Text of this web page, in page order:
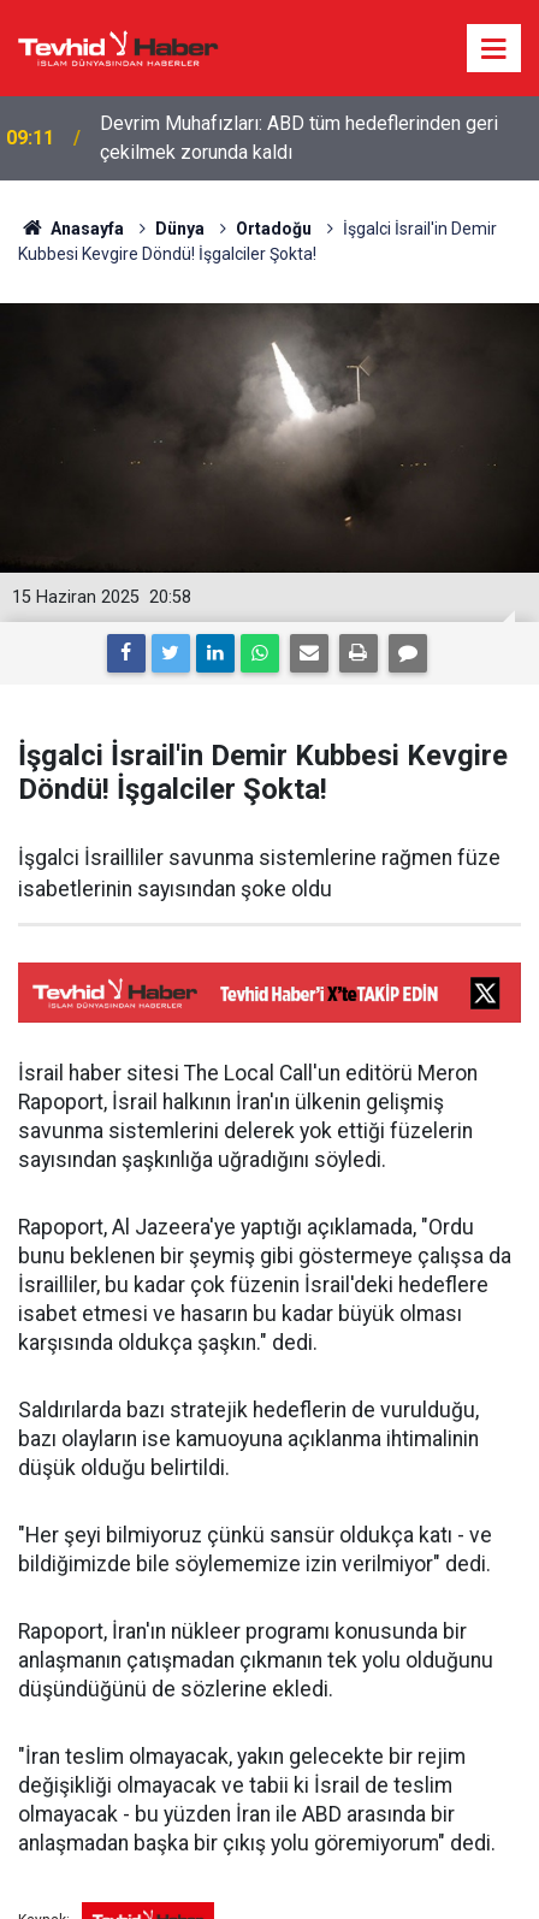
08:56
Ensarullah'tan Suudi Arabistan'a: Yemen'i terk etmek
zorunda kalacaksınız
Anasayfa Dünya Ortadoğu
İşgalci İsrail'in Demir
Kubbesi Kevgire Döndü! İşgalciler Şokta!
20:58
15 Haziran 2025
İşgalci İsrail'in Demir Kubbesi Kevgire
Döndü! İşgalciler Şokta!
İşgalci İsrailliler savunma sistemlerine rağmen füze
isabetlerinin sayısından şoke oldu
İsrail haber sitesi The Local Call'un editörü Meron
Rapoport, İsrail halkının İran'ın ülkenin gelişmiş
savunma sistemlerini delerek yok ettiği füzelerin
sayısından şaşkınlığa uğradığını söyledi.
Rapoport, Al Jazeera'ye yaptığı açıklamada, "Ordu
bunu beklenen bir şeymiş gibi göstermeye çalışsa da
İsrailliler, bu kadar çok füzenin İsrail'deki hedeflere
isabet etmesi ve hasarın bu kadar büyük olması
karşısında oldukça şaşkın." dedi.
Saldırılarda bazı stratejik hedeflerin de vurulduğu,
bazı olayların ise kamuoyuna açıklanma ihtimalinin
düşük olduğu belirtildi.
"Her şeyi bilmiyoruz çünkü sansür oldukça katı - ve
bildiğimizde bile söylememize izin verilmiyor" dedi.
Rapoport, İran'ın nükleer programı konusunda bir
anlaşmanın çatışmadan çıkmanın tek yolu olduğunu
düşündüğünü de sözlerine ekledi.
"İran teslim olmayacak, yakın gelecekte bir rejim
değişikliği olmayacak ve tabii ki İsrail de teslim
olmayacak - bu yüzden İran ile ABD arasında bir
anlaşmadan başka bir çıkış yolu göremiyorum" dedi.